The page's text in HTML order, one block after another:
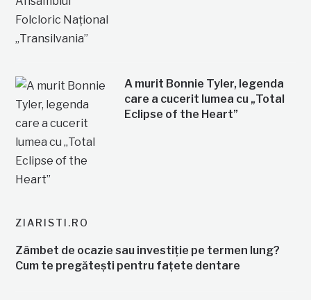
A murit Bonnie Tyler, legenda
care a cucerit lumea cu „Total
Eclipse of the Heart”
ZIARISTI.RO
Zâmbet de ocazie sau investiție pe termen lung?
Cum te pregătești pentru fațete dentare